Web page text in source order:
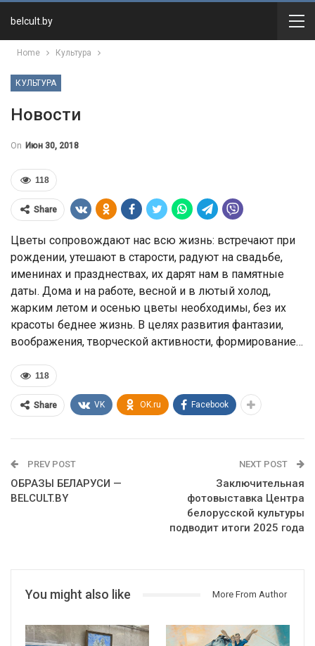
belcult.by
Home Культура
КУЛЬТУРА
Новости
On Июн 30, 2018
118
Share
Цветы сопровождают нас всю жизнь: встречают при
рождении, утешают в старости, радуют на свадьбе,
именинах и празднествах, их дарят нам в памятные
даты. Дома и на работе, весной и в лютый холод,
жарким летом и осенью цветы необходимы, без их
красоты беднее жизнь. В целях развития фантазии,
воображения, творческой активности, формирование…
118
Share VK OK.ru Facebook
PREV POST
ОБРАЗЫ БЕЛАРУСИ —
BELCULT.BY
NEXT POST
Заключительная
фотовыставка Центра
белорусской культуры
подводит итоги 2025 года
You might also like More From Author